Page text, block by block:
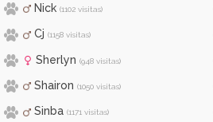
Nick (1102 visitas)
Cj (1158 visitas)
Sherlyn (948 visitas)
Shairon (1050 visitas)
Sinba (1171 visitas)